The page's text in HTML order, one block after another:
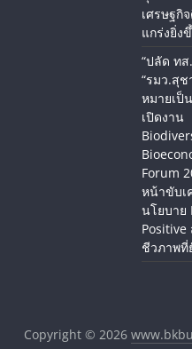
เศรษฐกิ
แกร่งยิ่ง
“ปลัด ทส
“รมว.สุช
หมายเป็
เปิดงาน
Forum
หน้าขับเ
นโยบาย
Positive
ชีวภาพที่
Copyright © 2026